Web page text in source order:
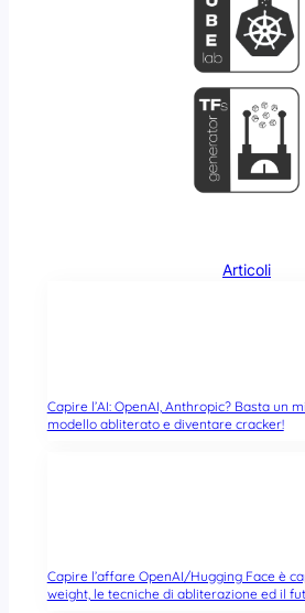
Articoli
Capire l’AI: OpenAI, Anthropic? Basta un
modello abliterato e diventare cracker!
Capire l’affare OpenAI/Hugging Face è
weight, le tecniche di abliterazione ed il